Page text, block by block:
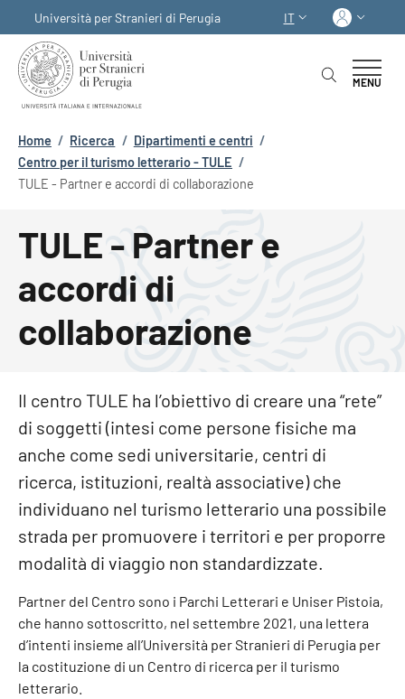
Università per Stranieri di Perugia
SELETTORE LINGUA:
IT
MENU
Briciole di pane
Home / Ricerca / Dipartimenti e centri /
Centro per il turismo letterario - TULE /
TULE - Partner e accordi di collaborazione
TULE - Partner e
accordi di
collaborazione
Il centro TULE ha l’obiettivo di creare una “rete”
di soggetti (intesi come persone fisiche ma
anche come sedi universitarie, centri di
ricerca, istituzioni, realtà associative) che
individuano nel turismo letterario una possibile
strada per promuovere i territori e per proporre
modalità di viaggio non standardizzate.
Partner del Centro sono i Parchi Letterari e Uniser Pistoia,
che hanno sottoscritto, nel settembre 2021, una lettera
d’intenti insieme all’Università per Stranieri di Perugia per
la costituzione di un Centro di ricerca per il turismo
letterario.